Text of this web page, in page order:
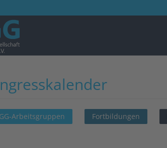
Arbeitsgruppen Fortbildungen